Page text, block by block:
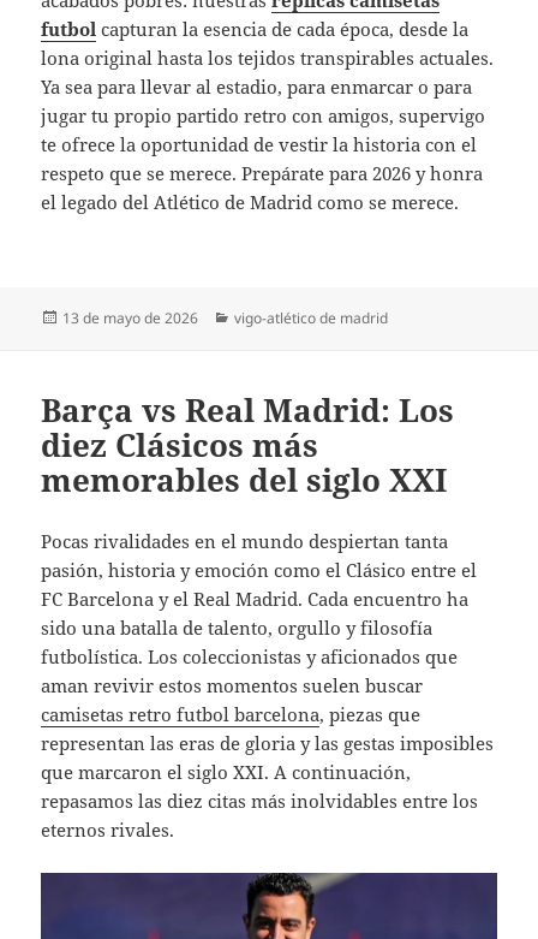
futbol capturan la esencia de cada época, desde la
lona original hasta los tejidos transpirables actuales.
Ya sea para llevar al estadio, para enmarcar o para
jugar tu propio partido retro con amigos, supervigo
te ofrece la oportunidad de vestir la historia con el
respeto que se merece. Prepárate para 2026 y honra
el legado del Atlético de Madrid como se merece.
Publicado
13 de mayo de 2026 Categorías
vigo-atlético de madrid
Barça vs Real Madrid: Los
diez Clásicos más
memorables del siglo XXI
Pocas rivalidades en el mundo despiertan tanta
pasión, historia y emoción como el Clásico entre el
FC Barcelona y el Real Madrid. Cada encuentro ha
sido una batalla de talento, orgullo y filosofía
futbolística. Los coleccionistas y aficionados que
aman revivir estos momentos suelen buscar
camisetas retro futbol barcelona, piezas que
representan las eras de gloria y las gestas imposibles
que marcaron el siglo XXI. A continuación,
repasamos las diez citas más inolvidables entre los
eternos rivales.